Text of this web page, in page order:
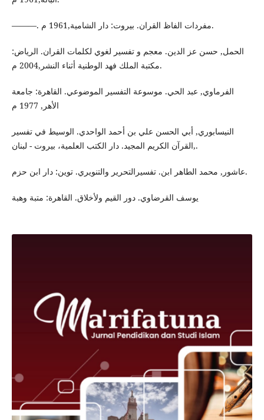
———. مفردات الفاظ القران. بيروت: دار الشامية,1961 م.
الحمل, حسن عز الدين. معجم و تفسير لغوي لكلمات القران. الرياض:
مكتبة الملك فهد الوطنية أثناء النشر,2004 م.
الفرماوي, عبد الحي. موسوعة التفسير الموضوعي. القاهرة: جامعة
الأهر, 1977 م
النيسابوري, أبي الحسن علي بن أحمد الواحدي. الوسيط في تفسير
القرآن الكريم المجيد. دار الكتب العلمية، بيروت - لبنان,.
عاشور, محمد الطاهر ابن. تفسيرالتحرير والتنويري. توين: دار ابن حزم.
يوسف القرضاوي. دور القيم ولأخلاق. القاهرة: متبة وهبة